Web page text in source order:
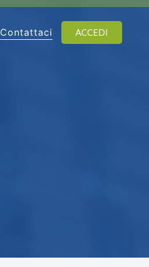
Contattaci ACCEDI